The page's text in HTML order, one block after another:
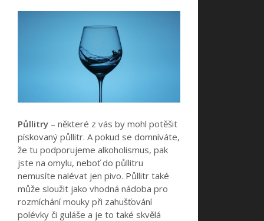
Půllitry – některé z vás by mohl potěšit
pískovaný půllitr. A pokud se domníváte,
že tu podporujeme alkoholismus, pak
jste na omylu, neboť do půllitru
nemusíte nalévat jen pivo. Půllitr také
může sloužit jako vhodná nádoba pro
rozmíchání mouky při zahušťování
polévky či guláše a je to také skvělá